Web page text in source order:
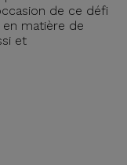
de ce défi
en matière de
et